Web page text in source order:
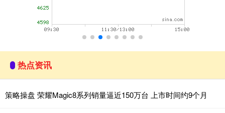
热点资讯
策略操盘 荣耀Magic8系列销量逼近150万台 上市时间约9个月